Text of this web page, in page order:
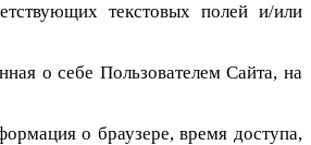
текстовых полей и/или
о себе Пользователем Сайта, на
о браузере, время доступа,